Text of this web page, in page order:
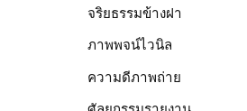
มข้างฝา
น์ไวนิล
ภาพถ่าย